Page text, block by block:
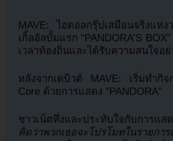
MAVE: ไอดอลกรุ๊ปเสมือนจริงแห่
เกิ้ลอัลบั้มแรก “PANDORA’S
เวลาท้องถิ่นและได้รับความสนใจอย่
หลังจากเดบิวต์ MAVE: เริ่มทำกิ
Core ด้วยการแสดง “PANDORA”
ชาวเน็ตทึ่งและประทับใจกับการแส
คิดว่าพวกเธอจะโปรโมทในรายกา